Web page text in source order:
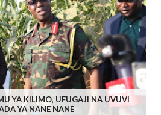
YA KILIMO, UFUGAJI NA UVUVI
YA NANE NANE